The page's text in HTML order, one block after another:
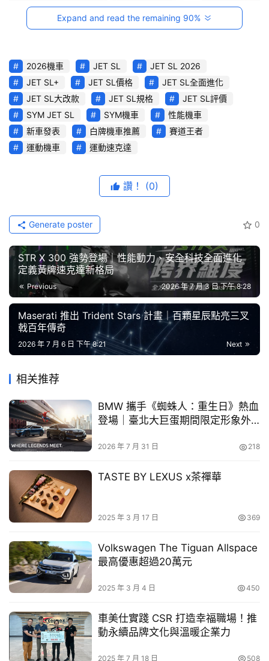
界
玩
C
A
R
綜
藝
碑
古
車
行
百
大
中
古
車
買
車
幫
幫
跨
玩
C
A
R
「全新世代FA7競技化車架，兼具靈活與穩定性」
SYM JET車系以其靈活的操控性能聞名，憑藉同級距中最
短的軸距設計，輕鬆征服彎道挑戰。開發代號 FA7 的新世
調整，在車架輕量化 10% 的同時優化剛性，強化高速騎乘
中設計，讓最大傾角達到 46.4 度，使新世代車架達到輕量
化、高剛性，且兼具低速靈活與高速穩定的絕佳駕馭體驗。
「人因工程的全面優化」
新世代FA7競技化車架同時也帶來人因工程的全面調整。包
空間的同時，也重新設計休息踏板的角度。椅墊設計則將前
座空間後移加大，讓新的騎乘幾何能適用各種身形的騎士。
後座椅墊的有效乘坐面積也同步增加，讓 JET SL/SL+ 的前
後座舒適性全面提升。
Expand and read the remaining 90%
2026機車 JET SL
JET SL 2026
JET SL+
JET SL價格
JET SL全面進化
JET SL大改款
JET SL規格
JET SL評價
SYM JET SL
SYM機車
性能機車
新車發表
白牌機車推薦
賽道王者
運動機車
運動速克達
讚！ (0)
0
Generate poster
STR X 300 強勢登場｜性能動力、安全科技全面進化
定義黃牌速克達新格局
Previous 2026 年 7 月 3 日 下午 8:28
Maserati 推出 Trident Stars 計畫｜百顆星辰點亮三叉
戟百年傳奇
Next
2026 年 7 月 6 日 下午 8:21
相关推荐
BMW 攜手《蜘蛛人：重生日》熱血
登場｜臺北大巨蛋期間限定形象外
2026 年 7 月 31 日 218
TASTE BY LEXUS x茶禪華
2025 年 3 月 17 日 369
Volkswagen The Tiguan Allspace
最高優惠超過20萬元
2025 年 3 月 4 日 450
車美仕實踐 CSR 打造幸福職場！推
動永續品牌文化與溫暖企業力
2025 年 7 月 18 日 508